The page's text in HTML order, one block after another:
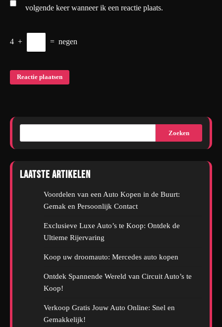
volgende keer wanneer ik een reactie plaats.
4 + = negen
Zoeken
Laatste artikelen
Voordelen van een Auto Kopen in de Buurt:
Gemak en Persoonlijk Contact
Exclusieve Luxe Auto’s te Koop: Ontdek de
Ultieme Rijervaring
Koop uw droomauto: Mercedes auto kopen
Ontdek Spannende Wereld van Circuit Auto’s te
Koop!
Verkoop Gratis Jouw Auto Online: Snel en
Gemakkelijk!